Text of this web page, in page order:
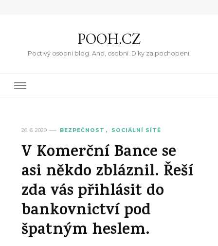
POOH.CZ
Poctivý osobní blog. Ano, osobní. Díky za pochopení.
26. 6. 2020 BEZPEČNOST SOCIÁLNÍ SÍTĚ
V Komerční Bance se
asi někdo zbláznil. Řeší
zda vás přihlásit do
bankovnictví pod
špatným heslem.